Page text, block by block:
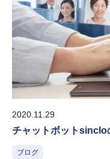
2020.11.29
チャットボットsinclo
ブログ